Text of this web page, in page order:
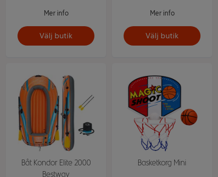
Mer info
Välj butik
Mer info
Välj butik
Båt Kondor Elite 2000
Bestway
Basketkorg Mini